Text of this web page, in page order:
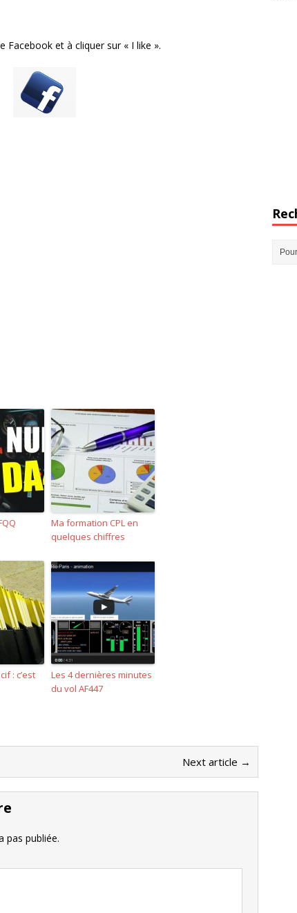
Facebook et à cliquer sur « I like ».
Ma formation CPL en
quelques chiffres
: c’est
Les 4 dernières minutes
du vol AF447
Next article →
pas publiée.